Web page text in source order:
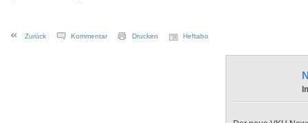
Zurück Kommentar Drucken Heftabo